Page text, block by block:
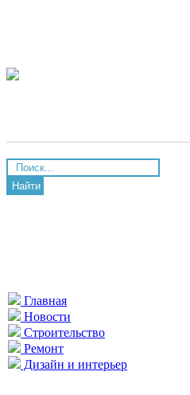
Найти
Главная
Новости
Строительство
Ремонт
Дизайн и интерьер